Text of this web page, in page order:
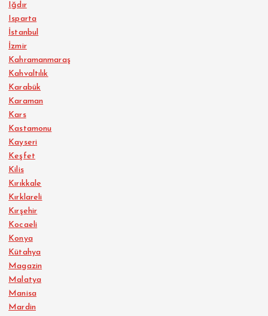
Iğdır
Isparta
İstanbul
İzmir
Kahramanmaraş
Kahvaltılık
Karabük
Karaman
Kars
Kastamonu
Kayseri
Keşfet
Kilis
Kırıkkale
Kırklareli
Kırşehir
Kocaeli
Konya
Kütahya
Magazin
Malatya
Manisa
Mardin